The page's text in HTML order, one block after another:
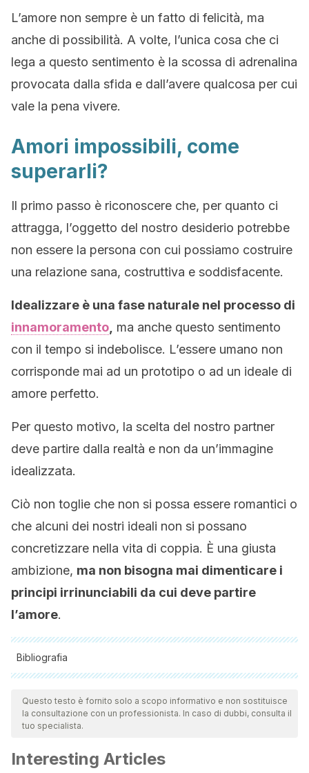
L’amore non sempre è un fatto di felicità, ma
anche di possibilità. A volte, l’unica cosa che ci
lega a questo sentimento è la scossa di adrenalina
provocata dalla sfida e dall’avere qualcosa per cui
vale la pena vivere.
Amori impossibili, come
superarli?
Il primo passo è riconoscere che, per quanto ci
attragga, l’oggetto del nostro desiderio potrebbe
non essere la persona con cui possiamo costruire
una relazione sana, costruttiva e soddisfacente.
Idealizzare è una fase naturale nel processo di
innamoramento ma anche questo sentimento
con il tempo si indebolisce. L’essere umano non
corrisponde mai ad un prototipo o ad un ideale di
amore perfetto.
Per questo motivo, la scelta del nostro partner
deve partire dalla realtà e non da un’immagine
idealizzata.
Ciò non toglie che non si possa essere romantici o
che alcuni dei nostri ideali non si possano
concretizzare nella vita di coppia. È una giusta
ambizione, ma non bisogna mai dimenticare i
principi irrinunciabili da cui deve partire
l’amore.
Bibliografia
Tutte le fonti citate sono state esaminate a fondo dal nostro
team per garantirne la qualità, l'affidabilità, l'attualità e la
validità. La bibliografia di questo articolo è stata considerata
Bauman, Z. (2012).Amor líquido: acerca de la fragilidad de
Questo testo è fornito solo a scopo informativo e non sostituisce
la consultazione con un professionista. In caso di dubbi, consulta il
tuo specialista.
Interesting Articles